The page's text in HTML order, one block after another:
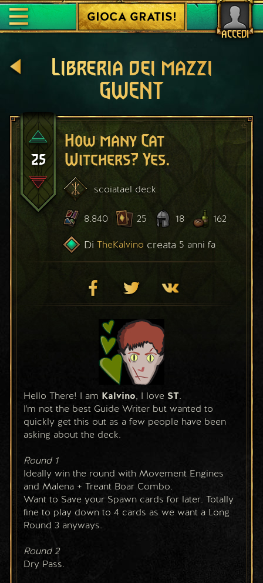
ACCEDI
GIOCA GRATIS!
Libreria dei mazzi
GWENT
25
How many Cat
Witchers? Yes.
scoiatael deck
8.840 25 18 162
Di TheKalvino creata 5 anni fa
Hello There! I am Kalvino, I love ST
I'm not the best Guide Writer but wanted to
quickly get this out as a few people have been
asking about the deck.
Round 1
Ideally win the round with Movement Engines
Want to Save your Spawn cards for later. Totally
fine to play down to 4 cards as we want a Long
Round 3 anyways.
Round 2